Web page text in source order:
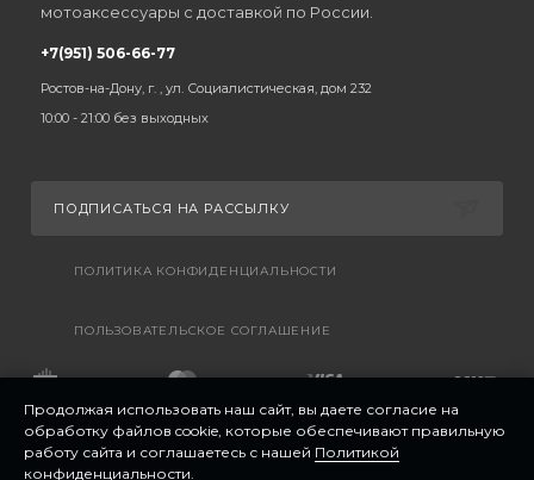
мотоаксессуары с доставкой по России.
+7(951) 506-66-77
Ростов-на-Дону, г. , ул. Социалистическая, дом 232
10:00 - 21:00 без выходных
ПОДПИСАТЬСЯ НА РАССЫЛКУ
ПОЛИТИКА КОНФИДЕНЦИАЛЬНОСТИ
ПОЛЬЗОВАТЕЛЬСКОЕ СОГЛАШЕНИЕ
Продолжая использовать наш сайт, вы даете согласие на
обработку файлов cookie, которые обеспечивают правильную
работу сайта и соглашаетесь с нашей Политикой
конфиденциальности.